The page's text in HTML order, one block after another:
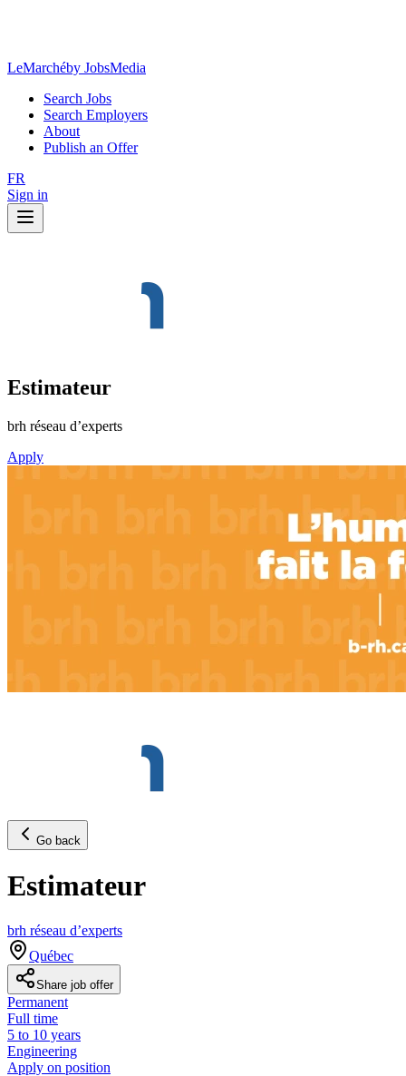
LeMarchéby JobsMedia
Search Jobs
Search Employers
About
Publish an Offer
FR
Sign in
Estimateur
brh réseau d’experts
Apply
Go back
Estimateur
brh réseau d’experts
Québec
Share job offer
Permanent
Full time
5 to 10 years
Engineering
Apply on position